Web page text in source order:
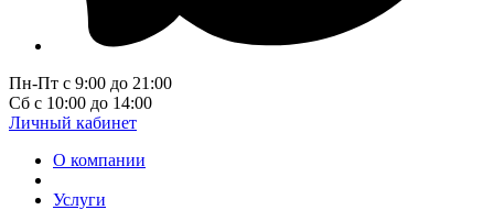
Пн-Пт с 9:00 до 21:00
Сб с 10:00 до 14:00
Личный кабинет
О компании
Услуги